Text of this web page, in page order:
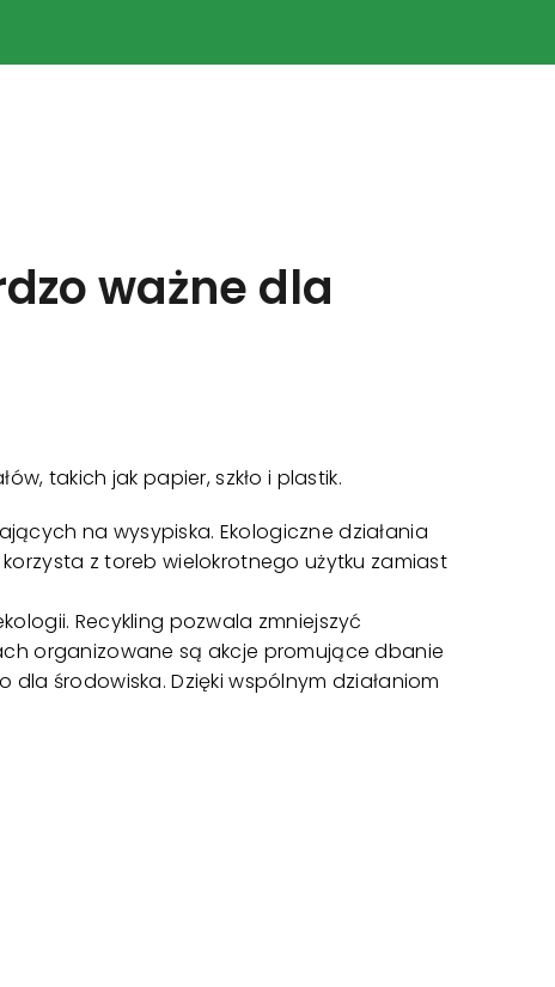
ważne dla
takich jak papier, szkło i plastik.
na wysypiska. Ekologiczne działania
z toreb wielokrotnego użytku zamiast
Recykling pozwala zmniejszyć
organizowane są akcje promujące dbanie
środowiska. Dzięki wspólnym działaniom